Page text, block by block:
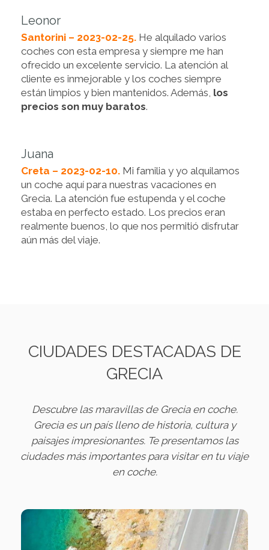
Leonor
Santorini – 2023-02-25. He alquilado varios
coches con esta empresa y siempre me han
ofrecido un excelente servicio. La atención al
cliente es inmejorable y los coches siempre
están limpios y bien mantenidos. Además, los
precios son muy baratos.
Juana
Creta – 2023-02-10. Mi familia y yo alquilamos
un coche aquí para nuestras vacaciones en
Grecia. La atención fue estupenda y el coche
estaba en perfecto estado. Los precios eran
realmente buenos, lo que nos permitió disfrutar
aún más del viaje.
CIUDADES DESTACADAS DE
GRECIA
Descubre las maravillas de Grecia en coche.
Grecia es un país lleno de historia, cultura y
paisajes impresionantes. Te presentamos las
ciudades más importantes para visitar en tu viaje
en coche.